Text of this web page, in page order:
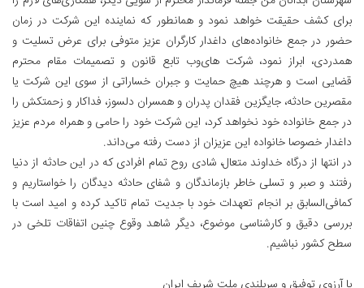
برای کشف حقیقت خواهد نمود و همانطور که نماینده این شرکت در زمان
حضور در جمع خانواده‌های داغدار کارگران عزیز متوفی برای عرض تسلیت و
همدردی، ابراز نمود، شرکت های‌وب تابع قانون و تصمیمات مقام محترم
قضایی است و هرچند هیچ حمایت و جبران خساراتی از سوی این شرکت یا
مقصرین حادثه، جایگزین فقدان پدران و همسران دلسوز، فداکار و زحمتکش را
در جمع خانواده خود نخواهد کرد، این شرکت خود را حامی و همراه مردم عزیز
داغدار خصوصا خانواده این عزیزان از دست رفته می‌داند.
در انتها از درگاه خداوند متعال، شادی روح تمام افرادی که در این حادثه از دنیا
رفتند و صبر و تسلی خاطر بازماندگان و شفای حادثه دیدگان را خواستاریم و
کما‌فی‌السابق بر انجام تعهدات خود با جدیت تمام تاکید کرده و امید است با
بررسی دقیق و کارشناسی موضوع، دیگر شاهد وقوع چنین اتفاقات تلخی در
سطح کشور نباشیم.